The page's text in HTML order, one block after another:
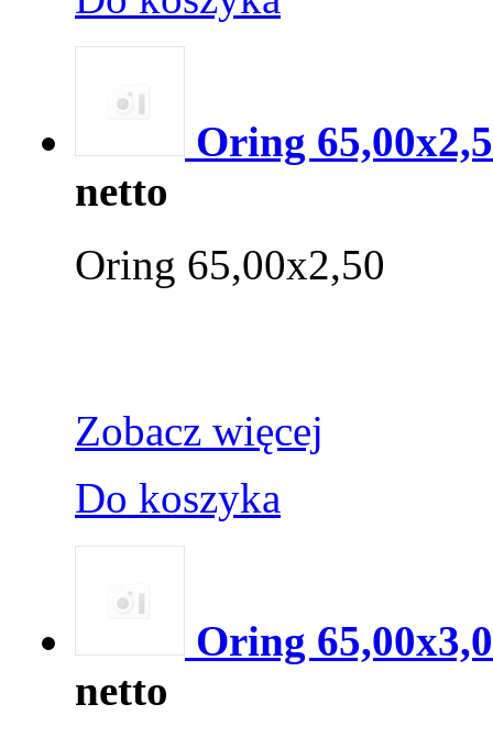
Oring
netto
Oring 65,00x2,50
Zobacz więcej
Do koszyka
Oring
netto